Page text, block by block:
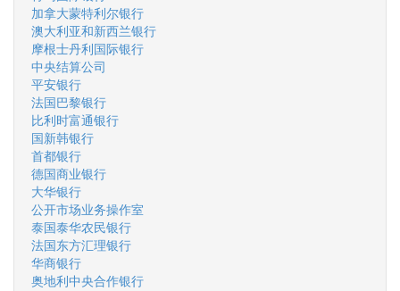
加拿大蒙特利尔银行
澳大利亚和新西兰银行
摩根士丹利国际银行
中央结算公司
平安银行
法国巴黎银行
比利时富通银行
国新韩银行
首都银行
德国商业银行
大华银行
公开市场业务操作室
泰国泰华农民银行
法国东方汇理银行
华商银行
奥地利中央合作银行